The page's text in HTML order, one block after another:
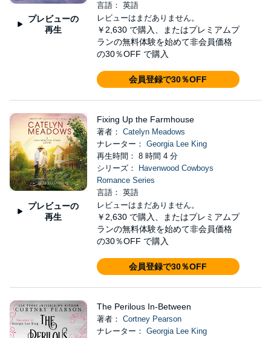
プレビューの
再生
言語： 英語
レビューはまだありません。
￥2,630 で購入、またはプレミアムプ
ランの無料体験を始めて非会員価格
の30％OFF で購入
会員登録で30％OFF
プレビューの
再生
Fixing Up the Farmhouse
著者： Catelyn Meadows
ナレーター： Georgia Lee King
再生時間： 8 時間 4 分
シリーズ：
Havenwood Cowboys
Romance Series
言語： 英語
レビューはまだありません。
￥2,630 で購入、またはプレミアムプ
ランの無料体験を始めて非会員価格
の30％OFF で購入
会員登録で30％OFF
The Perilous In-Between
著者： Cortney Pearson
ナレーター： Georgia Lee King